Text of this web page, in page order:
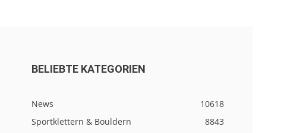
BELIEBTE KATEGORIEN
News
10618
Sportklettern & Bouldern
8843